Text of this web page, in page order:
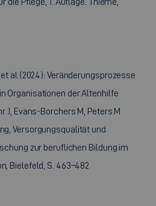
et al (2024): Veränderungsprozesse
Organisationen der Altenhilfe
J, Evans-Borchers M, Peters M
Versorgungsqualität und
zur beruflichen Bildung im
Bielefeld, S. 463–482